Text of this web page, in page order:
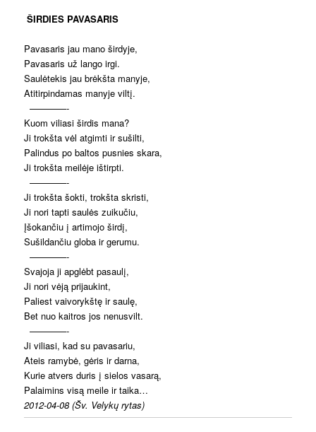
ŠIRDIES PAVASARIS
Pavasaris jau mano širdyje,
Pavasaris už lango irgi.
Saulėtekis jau brėkšta manyje,
Atitirpindamas manyje viltį.
————-
Kuom viliasi širdis mana?
Ji trokšta vėl atgimti ir sušilti,
Palindus po baltos pusnies skara,
Ji trokšta meilėje ištirpti.
————-
Ji trokšta šokti, trokšta skristi,
Ji nori tapti saulės zuikučiu,
Įšokančiu į artimojo širdį,
Sušildančiu globa ir gerumu.
————-
Svajoja ji apglėbt pasaulį,
Ji nori vėją prijaukint,
Paliest vaivorykštę ir saulę,
Bet nuo kaitros jos nenusvilt.
————-
Ji viliasi, kad su pavasariu,
Ateis ramybė, gėris ir darna,
Kurie atvers duris į sielos vasarą,
Palaimins visą meile ir taika…
2012-04-08 (Šv. Velykų rytas)